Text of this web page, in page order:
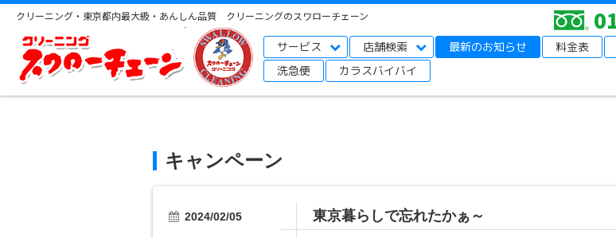
クリーニング・東京都内最大級・あんしん品質 クリーニングのスワローチェーン
サービス 店舗検索 最新のお知らせ 料金表
洗急便
カラスバイバイ
キャンペーン
東京暮らしで忘れたかぁ～
2024/02/05